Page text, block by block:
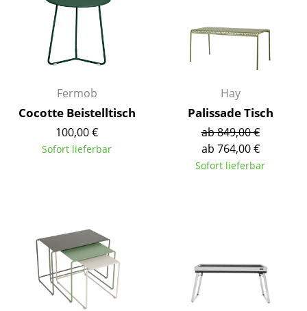
Stapelbetten
Kinderbetten
... alle Betten
Accessoires
Vasen
Tabletts
Büroutensilien
Fermob
Cocotte Beistelltisch
100,00 €
Sofort lieferbar
Hay
Palissade Tisch
ab 849,00 €
ab 764,00 €
Sofort lieferbar